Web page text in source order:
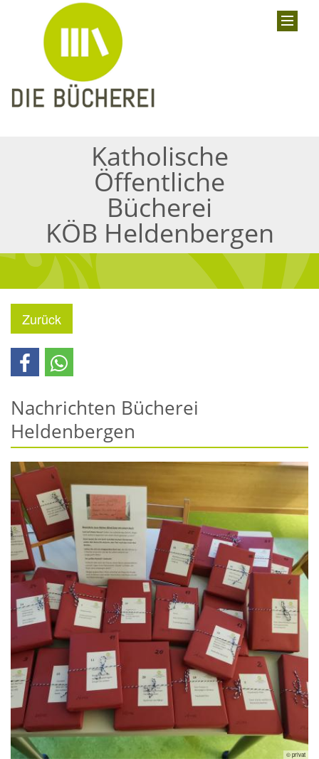
Katholische
Öffentliche
Bücherei
KÖB Heldenbergen
Zurück
Nachrichten Bücherei
Heldenbergen
© privat